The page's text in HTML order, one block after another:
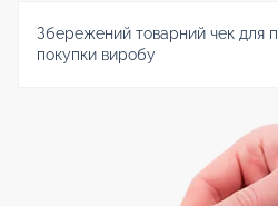
Збережений товарний чек для
покупки виробу